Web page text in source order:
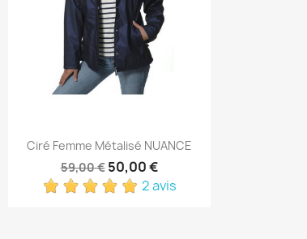
Aperçu rapide
Ciré Femme Métalisé NUANCE
59,00 € 50,00 €
2 avis